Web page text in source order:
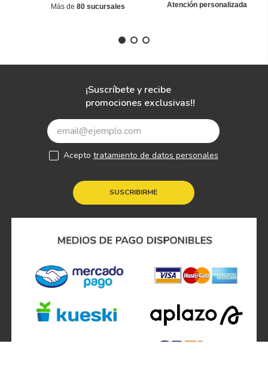
Más de 80 sucursales Atención personalizada
¡Suscríbete y recibe
promociones exclusivas!!
SUSCRIBIRME
Acepto tratamiento de datos personales